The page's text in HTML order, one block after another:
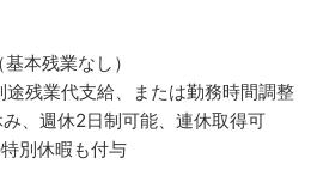
本残業なし）
残業代支給、または勤務時間調整
み、週休2日制可能、連休取得可
別休暇も付与